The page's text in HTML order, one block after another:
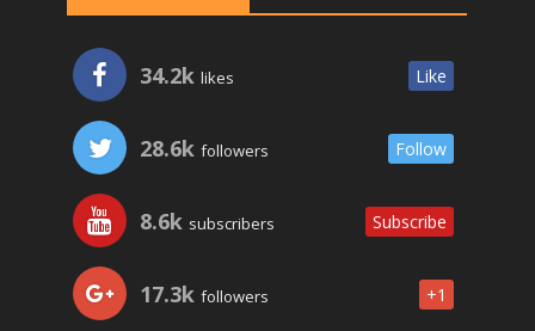
34.2k likes Like
28.6k followers Follow
8.6k subscribers Subscribe
17.3k followers +1